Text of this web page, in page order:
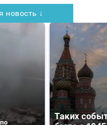
новость ↓
Таких